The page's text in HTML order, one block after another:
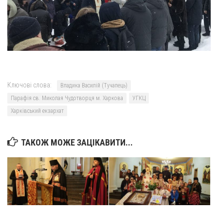
Ключові слова:
Владика Василій (Тучапець)
Парафія св. Миколая Чудотворця м. Харкова
УГКЦ
Харківський екзархат
ТАКОЖ МОЖЕ ЗАЦІКАВИТИ...